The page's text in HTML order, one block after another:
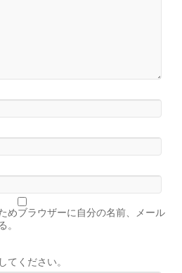
めブラウザーに自分の名前、メール
。
てください。